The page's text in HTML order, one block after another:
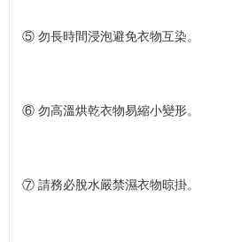
⑤ 勿長時間浸泡避免衣物互染。
⑥ 勿高溫烘乾衣物易縮小變形。
⑦ 請務必脫水嚴禁濕衣物晾掛。